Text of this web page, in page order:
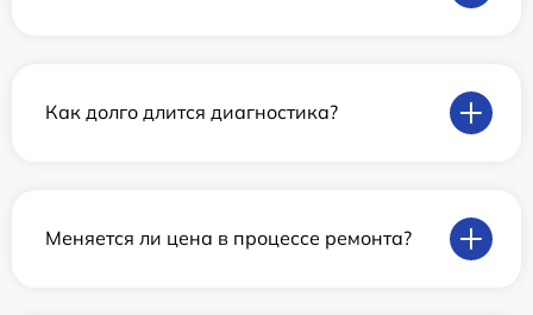
Как долго длится диагностика?
Меняется ли цена в процессе ремонта?